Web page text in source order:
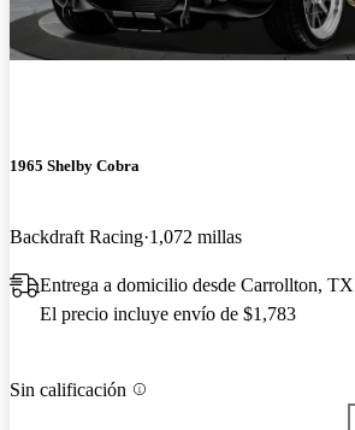
1965 Shelby Cobra
Backdraft Racing 1,072 millas
Entrega a domicilio desde Carrollton, TX
El precio incluye envío de $1,783
Sin calificación